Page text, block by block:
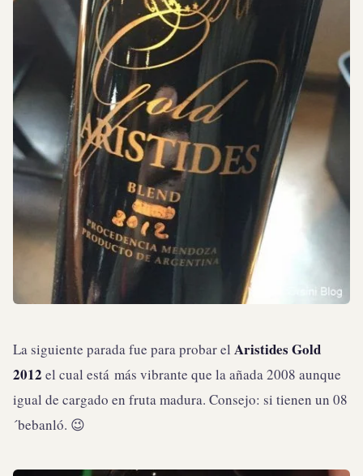
La siguiente parada fue para probar el Aristides Gold
2012 el cual está más vibrante que la añada 2008 aunque
igual de cargado en fruta madura. Consejo: si tienen un 08
´bebanló. 😉